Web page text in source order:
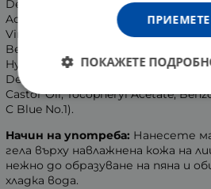
Decyl Glucoside, Triethanolamine,
Actylate Crosspolymer, Parfum
Virginiana (Witch Hazel) Water,
Benzoate, PEG-35 Castor Oil, Citric
Hydroxypropyltrimonium Chloride,
Dehydroacetic Acid,
Castor Oil, Tocopheryl Acetate,
C Blue No.1).
Начин на употреба: Нанесете
гела върху навлажнена кожа на
нежно до образуване на пяна и
хладка вода.
ПОКАЖЕТЕ